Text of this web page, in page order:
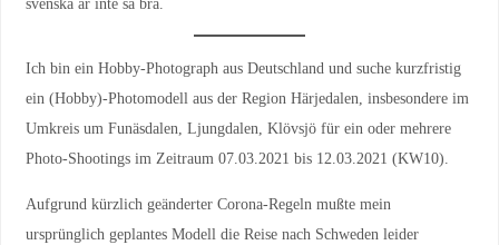
Ich bin ein Hobby-Photograph aus Deutschland und suche kurzfristig
ein (Hobby)-Photomodell aus der Region Härjedalen, insbesondere im
Umkreis um Funäsdalen, Ljungdalen, Klövsjö für ein oder mehrere
Photo-Shootings im Zeitraum 07.03.2021 bis 12.03.2021 (KW10).
Aufgrund kürzlich geänderter Corona-Regeln mußte mein
ursprünglich geplantes Modell die Reise nach Schweden leider